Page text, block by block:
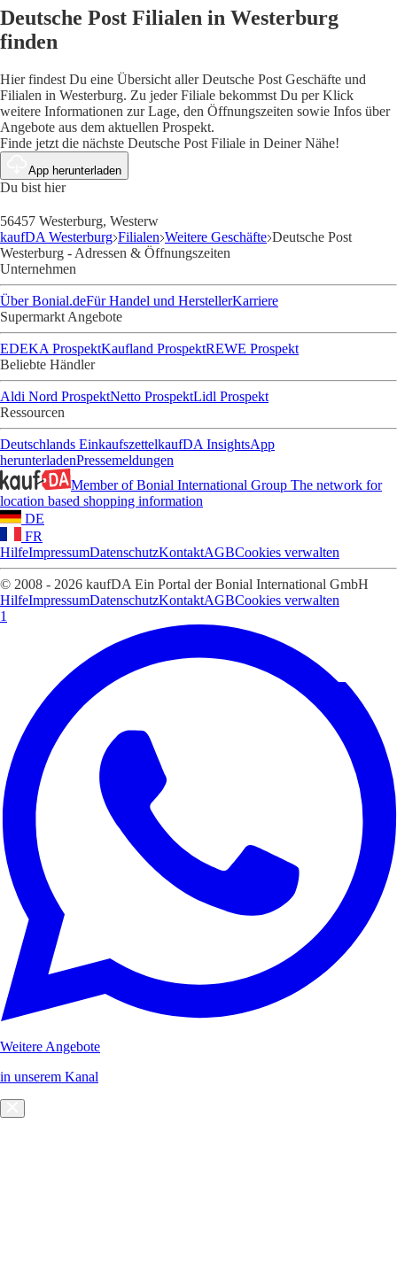
Deutsche Post Filialen in Westerburg
finden
Hier findest Du eine Übersicht aller Deutsche Post Geschäfte und
Filialen in Westerburg. Zu jeder Filiale bekommst Du per Klick
weitere Informationen zur Lage, den Öffnungszeiten sowie Infos über
Angebote aus dem aktuellen Prospekt.
Finde jetzt die nächste Deutsche Post Filiale in Deiner Nähe!
App herunterladen
Du bist hier
56457 Westerburg, Westerw
kaufDA Westerburg Filialen Weitere Geschäfte Deutsche Post
Westerburg - Adressen & Öffnungszeiten
Unternehmen
Über Bonial.deFür Handel und HerstellerKarriere
Supermarkt Angebote
EDEKA ProspektKaufland ProspektREWE Prospekt
Beliebte Händler
Aldi Nord ProspektNetto ProspektLidl Prospekt
Ressourcen
Deutschlands EinkaufszettelkaufDA InsightsApp
herunterladenPressemeldungen
Member of Bonial International Group The network for
location based shopping information
DE
FR
HilfeImpressumDatenschutzKontaktAGBCookies verwalten
© 2008 - 2026 kaufDA Ein Portal der Bonial International GmbH
HilfeImpressumDatenschutzKontaktAGBCookies verwalten
1
Weitere Angebote
in unserem Kanal